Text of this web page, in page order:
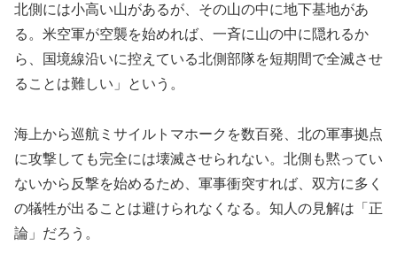
北側には小高い山があるが、その山の中に地下基地があ
る。米空軍が空襲を始めれば、一斉に山の中に隠れるか
ら、国境線沿いに控えている北側部隊を短期間で全滅させ
ることは難しい」という。
海上から巡航ミサイルトマホークを数百発、北の軍事拠点
に攻撃しても完全には壊滅させられない。北側も黙ってい
ないから反撃を始めるため、軍事衝突すれば、双方に多く
の犠牲が出ることは避けられなくなる。知人の見解は「正
論」だろう。